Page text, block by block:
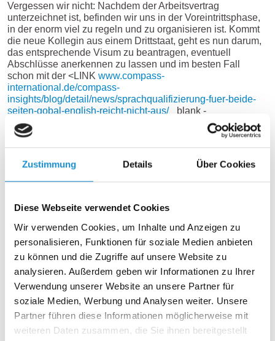
Zustimmung Details Über Cookies
Diese Webseite verwendet Cookies
Wir verwenden Cookies, um Inhalte und Anzeigen zu
personalisieren, Funktionen für soziale Medien anbieten
zu können und die Zugriffe auf unsere Website zu
analysieren. Außerdem geben wir Informationen zu Ihrer
Verwendung unserer Website an unsere Partner für
soziale Medien, Werbung und Analysen weiter. Unsere
Partner führen diese Informationen möglicherweise mit
weiteren Daten zusammen, die Sie ihnen bereitgestellt
Vergessen wir nicht: Nachdem der Arbeitsvertrag
unterzeichnet ist, befinden wir uns in der Voreintrittsphase,
in der enorm viel zu regeln und zu organisieren ist. Kommt
die neue Kollegin aus einem Drittstaat, geht es nun darum,
das entsprechende Visum zu beantragen, eventuell
Abschlüsse anerkennen zu lassen und im besten Fall
schon mit der <LINK www.compass-
international.de/compass-
insights/blog/detail/news/sprachqualifizierung-fuer-beide-
seiten-gobal-english-reicht-nicht-aus/_blank -
Sprachqualifizierung!>Sprachqualifizierung</link> zu
beginnen. Diese Wochen, in vielen Fälle sogar Monate, bis
zum tatsächlichen Arbeitsbeginn sind geprägt von
Vorfreude und großer Unsicherheit. – auf beiden Seiten. Da
kann eine Policy Abhilfe schaffen.
Benefits könnte man doch auch im Arbeitsvertrag regeln!
Klar, könnte man, es geht aus unserer Sicht aber um viel
mehr, als nur die Benefits oder die Pflichten beider Seiten.
Es geht um das Onboarding, um Sicherheit, um klare
Prozesse und um Transparenz. Vor allem diese wird
sichtbar, wenn alle sehen, dass es keine individuellen
Regelungen sind, sondern für alle internationalen
Kolleg*innen das gleiche gilt. Denn: Seien Sie sicher, Ihre
Internationals reden untereinander offen über Gehälter, über
die gemachten Erfahrungen beim Onboarding und werden
auf Sie zukommen, wenn sie Unstimmigkeiten oder